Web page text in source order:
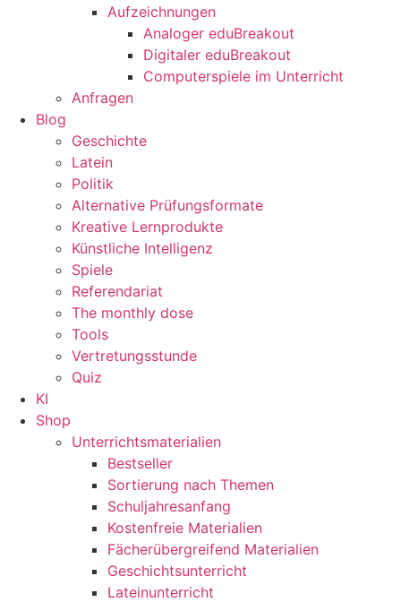
Aufzeichnungen
Analoger eduBreakout
Digitaler eduBreakout
Computerspiele im Unterricht
Anfragen
Blog
Geschichte
Latein
Politik
Alternative Prüfungsformate
Kreative Lernprodukte
Künstliche Intelligenz
Spiele
Referendariat
The monthly dose
Tools
Vertretungsstunde
Quiz
KI
Shop
Unterrichtsmaterialien
Bestseller
Sortierung nach Themen
Schuljahresanfang
Kostenfreie Materialien
Fächerübergreifend Materialien
Geschichtsunterricht
Lateinunterricht